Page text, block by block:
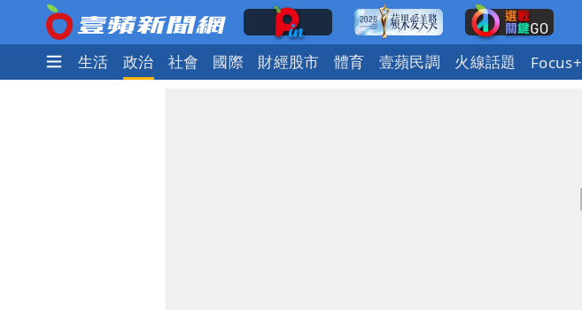
娛樂時尚 生活 政治 社會 國際 財經股市 體育 壹蘋民調 火線話題 Focus+